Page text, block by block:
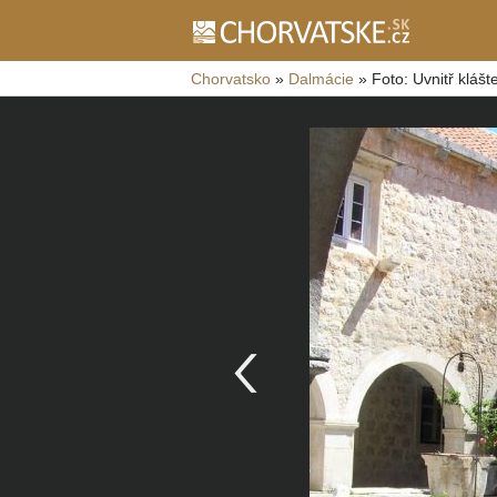
Chorvatsko » Dalmácie » Foto: Uvnitř